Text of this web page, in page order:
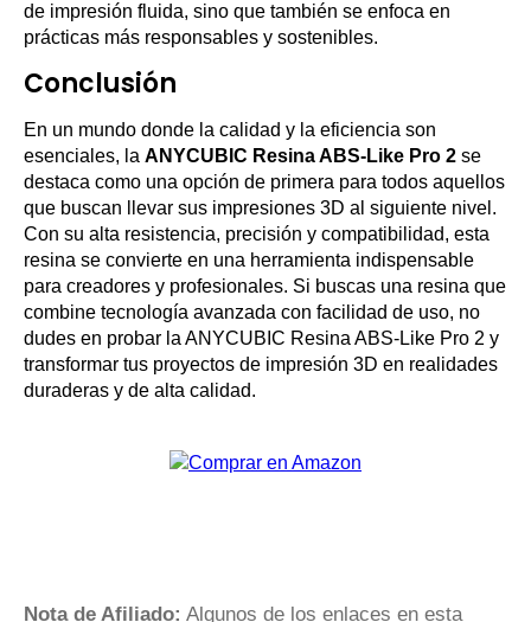
de impresión fluida, sino que también se enfoca en
prácticas más responsables y sostenibles.
Conclusión
En un mundo donde la calidad y la eficiencia son
esenciales, la ANYCUBIC Resina ABS-Like Pro 2 se
destaca como una opción de primera para todos aquellos
que buscan llevar sus impresiones 3D al siguiente nivel.
Con su alta resistencia, precisión y compatibilidad, esta
resina se convierte en una herramienta indispensable
para creadores y profesionales. Si buscas una resina que
combine tecnología avanzada con facilidad de uso, no
dudes en probar la ANYCUBIC Resina ABS-Like Pro 2 y
transformar tus proyectos de impresión 3D en realidades
duraderas y de alta calidad.
Nota de Afiliado: Algunos de los enlaces en esta